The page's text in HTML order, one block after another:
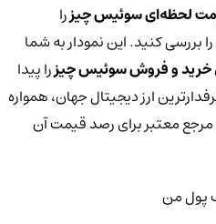
لحظه‌ای سوئیس چیزرا
بررسی کنید. این نمودار به شما
و فروش سوئیس چیزرا پیدا
ارز دیجیتال جهان، همواره
معتبر برای رصد قیمت آن
من